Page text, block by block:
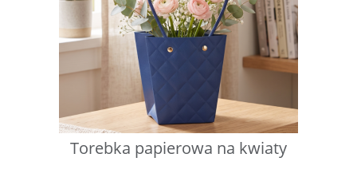
Torebka papierowa na kwiaty